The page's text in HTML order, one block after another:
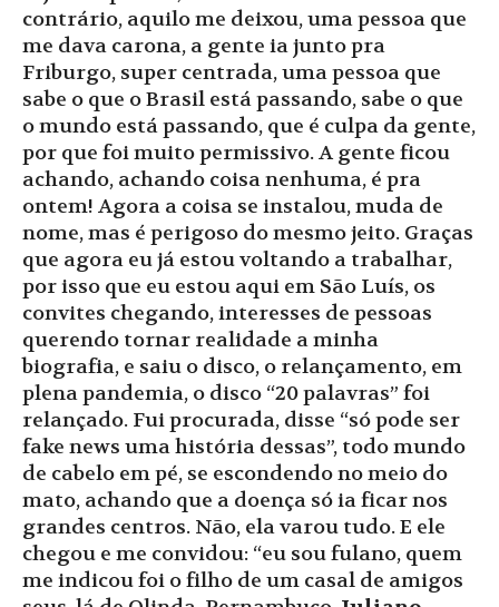
contrário, aquilo me deixou, uma pessoa que
me dava carona, a gente ia junto pra
Friburgo, super centrada, uma pessoa que
sabe o que o Brasil está passando, sabe o que
o mundo está passando, que é culpa da gente,
por que foi muito permissivo. A gente ficou
achando, achando coisa nenhuma, é pra
ontem! Agora a coisa se instalou, muda de
nome, mas é perigoso do mesmo jeito. Graças
que agora eu já estou voltando a trabalhar,
por isso que eu estou aqui em São Luís, os
convites chegando, interesses de pessoas
querendo tornar realidade a minha
biografia, e saiu o disco, o relançamento, em
plena pandemia, o disco “20 palavras” foi
relançado. Fui procurada, disse “só pode ser
fake news uma história dessas”, todo mundo
de cabelo em pé, se escondendo no meio do
mato, achando que a doença só ia ficar nos
grandes centros. Não, ela varou tudo. E ele
chegou e me convidou: “eu sou fulano, quem
me indicou foi o filho de um casal de amigos